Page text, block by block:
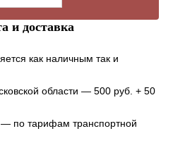
и доставка
как наличным так и
области — 500 руб. + 50
по тарифам транспортной